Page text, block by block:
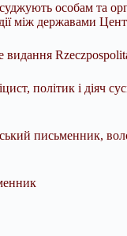
особам та
між державами
видання
політик і діяч
письменник,